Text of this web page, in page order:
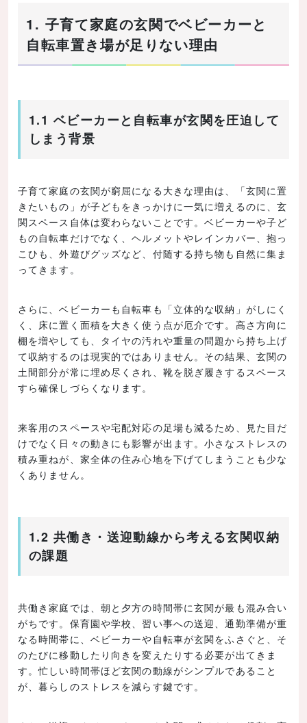
1. 子育て家庭の玄関でベビーカーと
自転車置き場が足りない理由
1.1 ベビーカーと自転車が玄関を圧迫して
しまう背景
子育て家庭の玄関が窮屈になる大きな理由は、「玄関に置
きたいもの」が子どもをきっかけに一気に増えるのに、玄
関スペース自体は変わらないことです。ベビーカーや子ど
もの自転車だけでなく、ヘルメットやレインカバー、抱っ
こひも、外遊びグッズなど、付随する持ち物も自然に集ま
ってきます。
さらに、ベビーカーも自転車も「立体的な収納」がしにく
く、床に置く面積を大きく使う点が厄介です。高さ方向に
棚を増やしても、タイヤの汚れや重量の問題から持ち上げ
て収納するのは現実的ではありません。その結果、玄関の
土間部分が常に埋め尽くされ、靴を脱ぎ履きするスペース
すら確保しづらくなります。
来客用のスペースや宅配対応の足場も減るため、見た目だ
けでなく日々の動きにも影響が出ます。小さなストレスの
積み重ねが、家全体の住み心地を下げてしまうことも少な
くありません。
1.2 共働き・送迎動線から考える玄関収納
の課題
共働き家庭では、朝と夕方の時間帯に玄関が最も混み合い
がちです。保育園や学校、習い事への送迎、通勤準備が重
なる時間帯に、ベビーカーや自転車が玄関をふさぐと、そ
のたびに移動したり向きを変えたりする必要が出てきま
す。忙しい時間帯ほど玄関の動線がシンプルであること
が、暮らしのストレスを減らす鍵です。